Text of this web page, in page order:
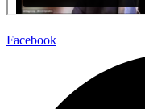
Facebook